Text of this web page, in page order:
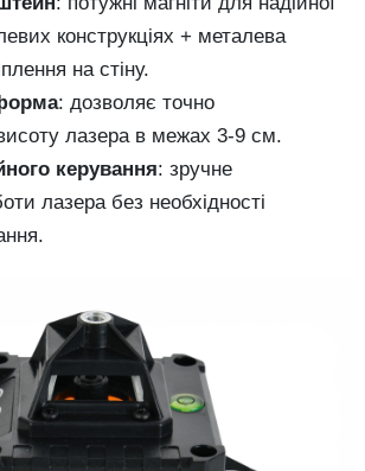
конструкціях + металева
на стіну.
: дозволяє точно
лазера в межах 3-9 см.
керування: зручне
лазера без необхідності